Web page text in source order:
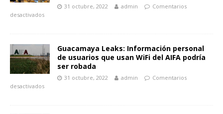
31 octubre, 2022 admin
Comentarios
desactivados
Guacamaya Leaks: Información personal
de usuarios que usan WiFi del AIFA podría
ser robada
31 octubre, 2022 admin
Comentarios
desactivados